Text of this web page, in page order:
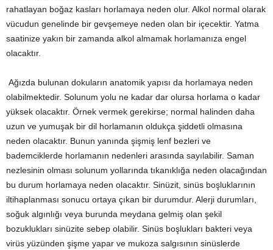
rahatlayan boğaz kasları horlamaya neden olur. Alkol normal olarak
vücudun genelinde bir gevşemeye neden olan bir içecektir. Yatma
saatinize yakın bir zamanda alkol almamak horlamanıza engel
olacaktır.
Ağızda bulunan dokuların anatomik yapısı da horlamaya neden
olabilmektedir. Solunum yolu ne kadar dar olursa horlama o kadar
yüksek olacaktır. Örnek vermek gerekirse; normal halinden daha
uzun ve yumuşak bir dil horlamanın oldukça şiddetli olmasına
neden olacaktır. Bunun yanında şişmiş lenf bezleri ve
bademciklerde horlamanın nedenleri arasında sayılabilir. Saman
nezlesinin olması solunum yollarında tıkanıklığa neden olacağından
bu durum horlamaya neden olacaktır. Sinüzit, sinüs boşluklarının
iltihaplanması sonucu ortaya çıkan bir durumdur. Alerji durumları,
soğuk algınlığı veya burunda meydana gelmiş olan şekil
bozuklukları sinüzite sebep olabilir. Sinüs boşlukları bakteri veya
virüs yüzünden şişme yapar ve mukoza salgısının sinüslerde